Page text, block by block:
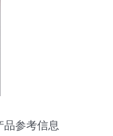
品参考信息